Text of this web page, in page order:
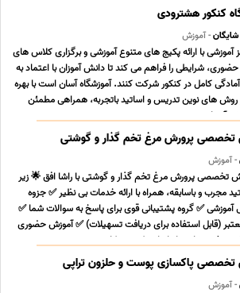
کنکور هشترودی
- آموزش
آموزشی با ارائه پکیج های متنوع آموزشی و برگزاری کلاس های
حضوری، شرایطی را فراهم می کند تا دانش آموزان با اعتماد به
کامل در کنکور شرکت کنند. آموزشگاه آسان است با بهره
روش های نوین تدریس و اساتید باتجربه، همراهی مطمئن
آموزان در مسیر ... ...
تخصصی پرورش مرغ تخم گذار و گوشتی
- آموزش
تخصصی پرورش مرغ تخم گذار و گوشتی با راشا افق 🌟 زیر
مجرب و باسابقه، همراه با ارائه خدمات بی نظیر ✅ جزوه
✅ گروه پشتیبانی قوی برای پاسخ به سوالات شما ✅
(قابل استفاده برای دریافت تسهیلات) ✅ آموزش حضوری
✅ مشاوره راه اندازی کسب وکار ... ...
تخصصی پاکسازی پوست و حلزون تراپی
- آموزش